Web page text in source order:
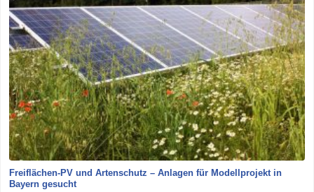
Freiflächen-PV und Artenschutz – Anlagen für Modellprojekt in
Bayern gesucht